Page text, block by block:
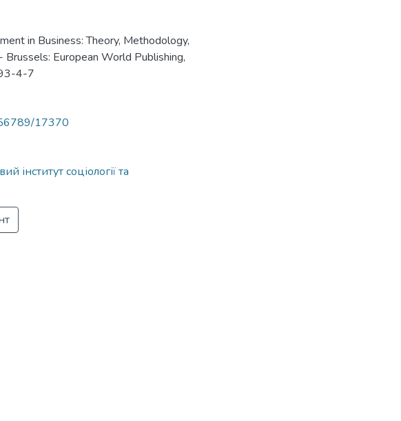
in Business: Theory, Methodology,
European World Publishing,
4-7
17370
інститут соціології та